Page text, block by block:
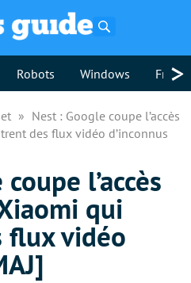
Robots Windows >
Nest : Google coupe l’accès
des flux vidéo d’inconnus
l’accès
qui
flux vidéo